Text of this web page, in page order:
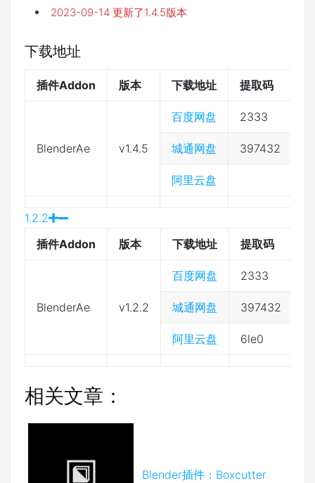
2023-09-14 更新了1.4.5版本
下载地址
插件Addon 版本 下载地址 提取码
BlenderAe v1.4.5
百度网盘 2333
城通网盘 397432
阿里云盘
1.2.2
插件Addon
版本 下载地址 提取码
BlenderAe v1.2.2
百度网盘 2333
城通网盘 397432
阿里云盘 6le0
相关文章：
Blender插件：Boxcutter